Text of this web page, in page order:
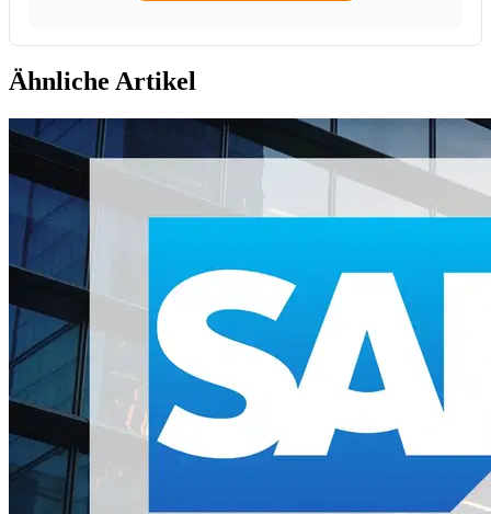
Ähnliche Artikel